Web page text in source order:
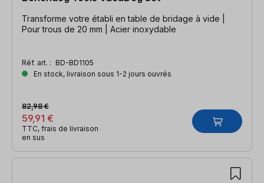
Transforme votre établi en table de bridage à vide |
Pour trous de 20 mm | Acier inoxydable
Réf. art. : BD-BD1105
En stock, livraison sous 1-2 jours ouvrés
59,91 €
82,98 €
TTC, frais de livraison
en sus